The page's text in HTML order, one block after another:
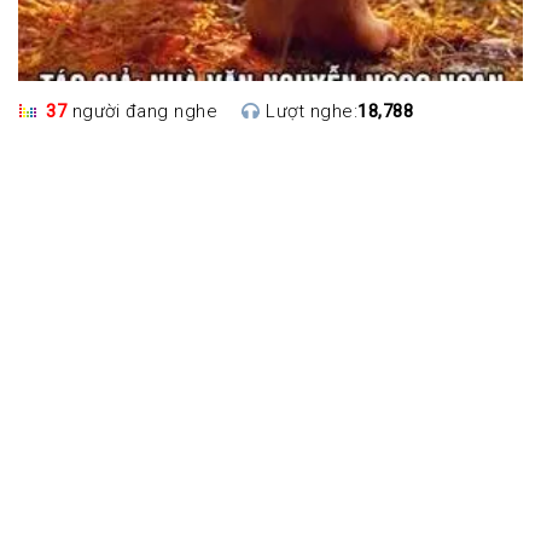
37người đang nghe Lượt nghe:18,788